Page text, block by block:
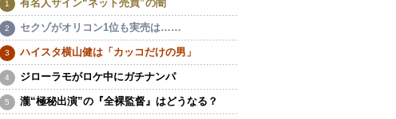
有名人サイン“ネット売買”の闇
セクゾがオリコン1位も実売は……
ハイスタ横山健は「カッコだけの男」
ジローラモがロケ中にガチナンパ
瀧“極秘出演”の『全裸監督』はどうなる？